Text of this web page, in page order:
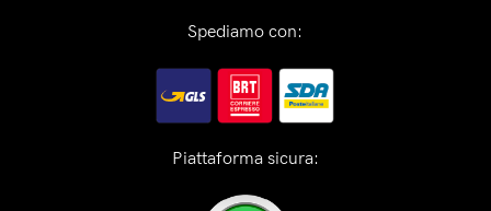
Spediamo con:
Piattaforma sicura: